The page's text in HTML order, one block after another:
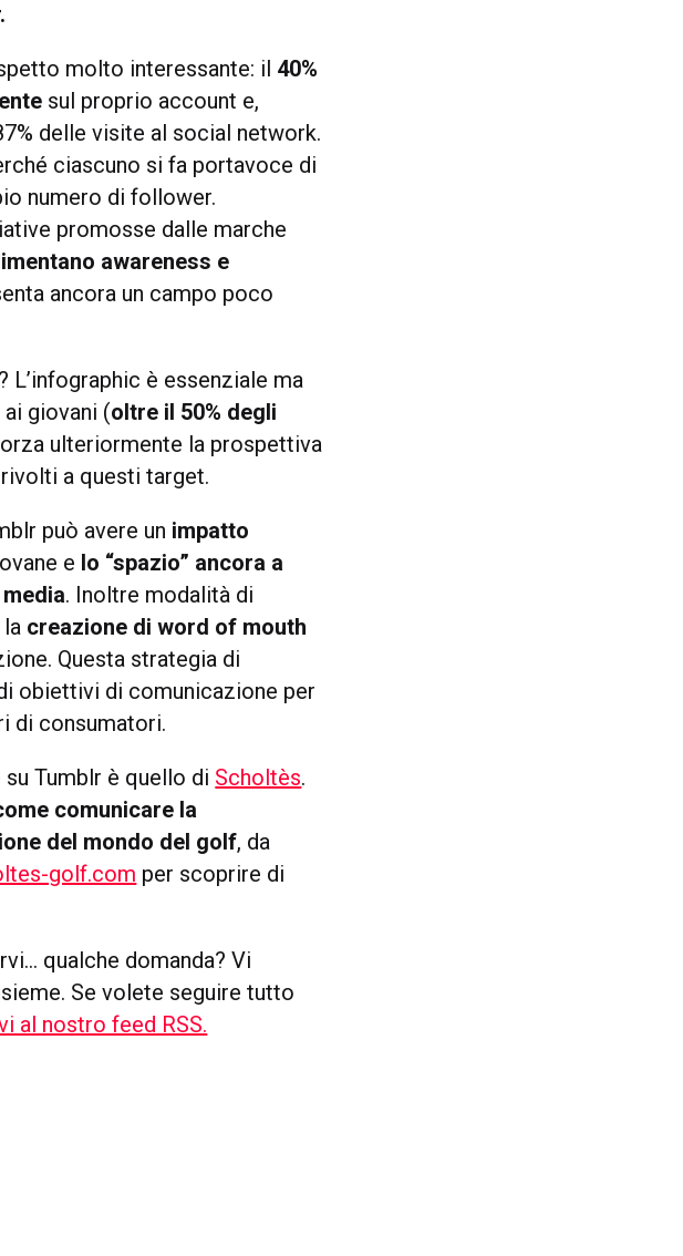
molto interessante: il 40%
sul proprio account e,
delle visite al social network.
ciascuno si fa portavoce di
numero di follower.
promosse dalle marche
awareness e
ancora un campo poco
è essenziale ma
giovani (oltre il 50% degli
ulteriormente la prospettiva
a questi target.
può avere un impatto
e lo “spazio” ancora a
. Inoltre modalità di
creazione di word of mouth
Questa strategia di
obiettivi di comunicazione per
di consumatori.
Tumblr è quello di Scholtès.
comunicare la
del mondo del golf, da
golf.com per scoprire di
qualche domanda? Vi
Se volete seguire tutto
al nostro feed RSS.